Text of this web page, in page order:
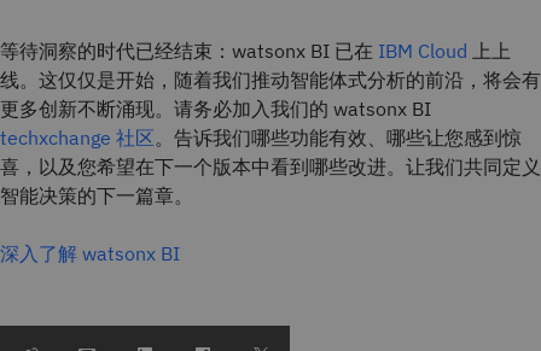
等待洞察的时代已经结束：watsonx BI 已在 IBM Cloud 上上
线。这仅仅是开始，随着我们推动智能体式分析的前沿，将会有
更多创新不断涌现。请务必加入我们的 watsonx BI
techxchange 社区。告诉我们哪些功能有效、哪些让您感到惊
喜，以及您希望在下一个版本中看到哪些改进。让我们共同定义
智能决策的下一篇章。
深入了解 watsonx BI